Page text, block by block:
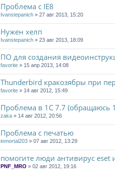
Проблема с IE8
Ivanstepanich » 27 авг 2013, 15:20
Нужен хелп
Ivanstepanich » 23 авг 2013, 18:09
ПО для создания
favorite » 15 апр 2013, 14:08
Thunderbird кракозябры при
favorite » 14 авг 2012, 15:49
Проблема в 1С 7.7 (обращаюсь
zaka » 14 авг 2012, 20:56
Проблема с печатью
inmortal203 » 07 авг 2012, 13:29
помогите люди антивирус
PNF_MRO » 02 авг 2012, 19:16